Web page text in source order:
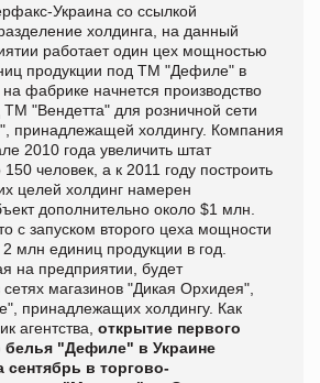
Украина со ссылкой
холдинга, на данный
работает один цех мощностью
продукции под ТМ "Дефиле" в
фабрике начнется производство
"Вендетта" для розничной сети
принадлежащей холдингу. Компания
2010 года увеличить штат
человек, а к 2011 году построить
целей холдинг намерен
дополнительно около $1 млн.
с запуском второго цеха мощности
млн единиц продукции в год.
на предприятии, будет
магазинов "Дикая Орхидея",
принадлежащих холдингу. Как
агентства, открытие первого
белья "Дефиле" в Украине
сентябрь в торгово-